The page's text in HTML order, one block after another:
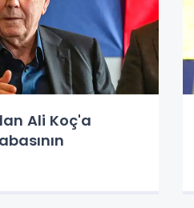
Ali Koç'a